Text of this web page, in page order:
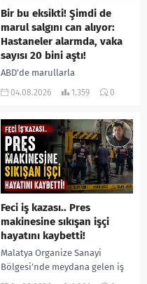
Bir bu eksikti! Şimdi de
marul salgını can alıyor:
Hastaneler alarmda, vaka
sayısı 20 bini aştı!
ABD’de marullarla
ilişkilendirilen siklospora
salgında vaka sayısının 20 bini
aştığı belirtilirken, sağlık...
04.08.2026 1.359 0
Feci iş kazası.. Pres
makinesine sıkışan işçi
hayatını kaybetti!
Malatya Organize Sanayi
Bölgesi’nde meydana gelen iş
kazasında, pres makinesine